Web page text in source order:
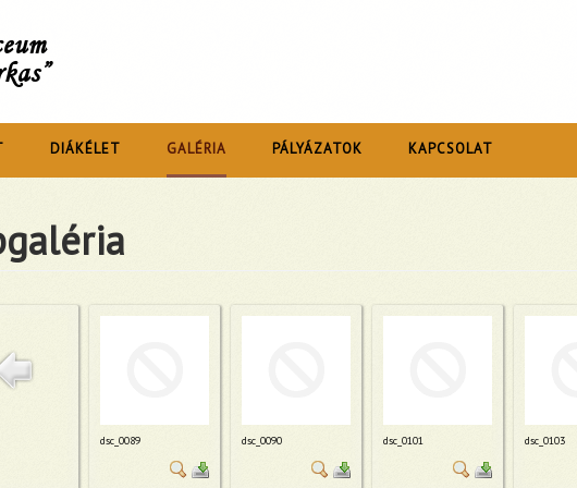
DIÁKÉLET GALÉRIA PÁLYÁZATOK KAPCSOLAT
dsc_0089 dsc_0090 dsc_0101 dsc_0103